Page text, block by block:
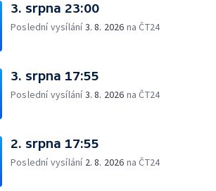
3. srpna 23:00
Poslední vysílání3. 8. 2026 na ČT24
3. srpna 17:55
Poslední vysílání3. 8. 2026 na ČT24
2. srpna 17:55
Poslední vysílání 2. 8. 2026 na ČT24